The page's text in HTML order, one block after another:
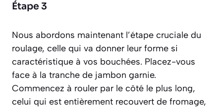
Étape 3
Nous abordons maintenant l’étape cruciale du
roulage, celle qui va donner leur forme si
caractéristique à vos bouchées. Placez-vous
face à la tranche de jambon garnie.
Commencez à rouler par le côté le plus long,
celui qui est entièrement recouvert de fromage,